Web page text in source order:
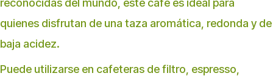
reconocidas del mundo, este café es ideal para
quienes disfrutan de una taza aromática, redonda y de
baja acidez.
Puede utilizarse en cafeteras de filtro, espresso,